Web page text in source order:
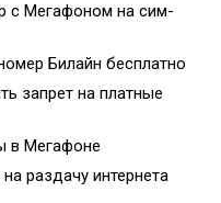
с Мегафоном на сим-
Билайн бесплатно
запрет на платные
в Мегафоне
раздачу интернета